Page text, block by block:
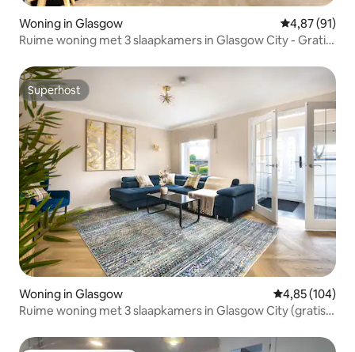
Woning in Glasgow Gemiddelde
4,87 (91)
Ruime woning met 3 slaapkamers in Glasgow City - Gratis
Superhost
Superhost
Woning in Glasgow Gemiddelde
4,85 (104)
Ruime woning met 3 slaapkamers in Glasgow City (gratis